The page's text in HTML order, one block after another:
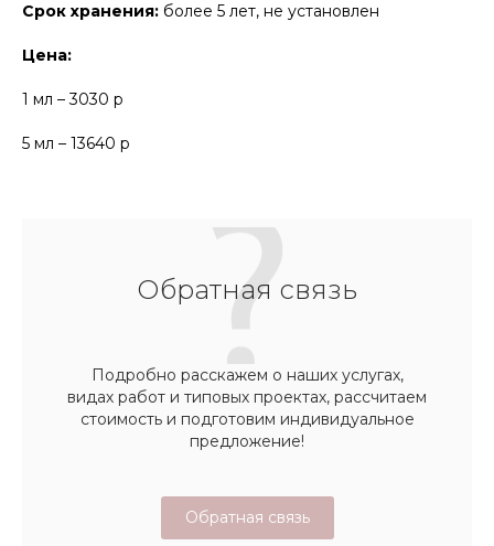
Срок хранения: более 5 лет, не установлен
Цена:
1 мл – 3030 р
5 мл – 13640 р
Обратная связь
Подробно расскажем о наших услугах,
видах работ и типовых проектах, рассчитаем
стоимость и подготовим индивидуальное
предложение!
Обратная связь